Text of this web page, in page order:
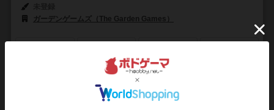
ガーデンゲームズ（The Garden Games）